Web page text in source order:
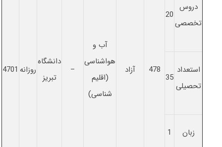
دروس
تخصصی
20
478 آزاد
آب و
هواشناسی
(اقلیم
شناسی)
–
دانشگاه
تبریز
روزانه 4701
استعداد
تحصیلی
35
زبان 1